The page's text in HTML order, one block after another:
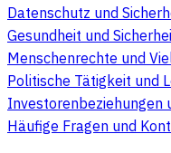
Datenschutz und
Gesundheit und
Menschenrechte und
Politische Tätigkeit und
Investorenbeziehungen
Häufige Fragen und